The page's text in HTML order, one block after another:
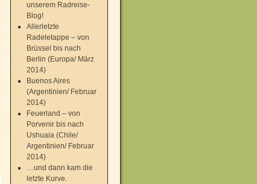
unserem Radreise-
Blog!
Allerletzte
Radeletappe – von
Brüssel bis nach
Berlin (Europa/ März
2014)
Buenos Aires
(Argentinien/ Februar
2014)
Feuerland – von
Porvenir bis nach
Ushuaia (Chile/
Argentinien/ Februar
2014)
…und dann kam die
letzte Kurve.